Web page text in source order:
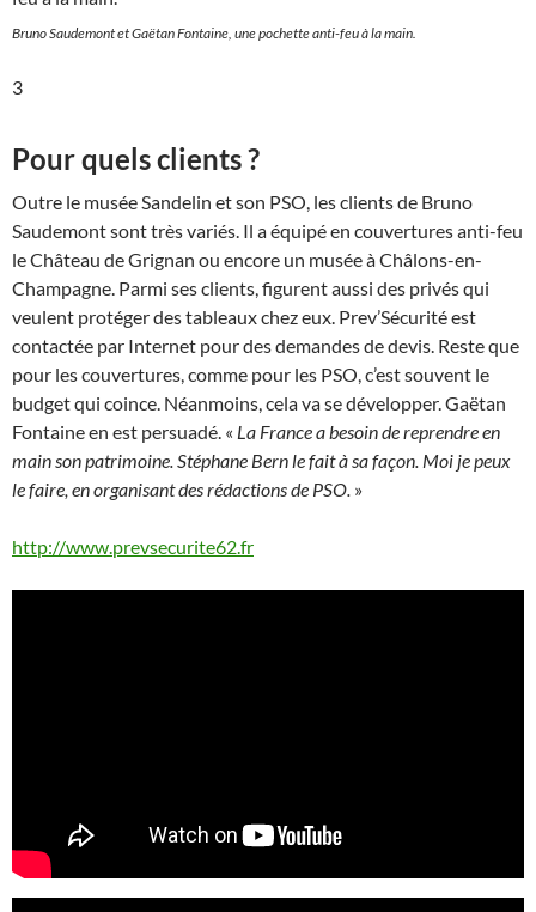
Bruno Saudemont et Gaëtan Fontaine, une pochette anti-feu à la main.
3
Pour quels clients ?
Outre le musée Sandelin et son PSO, les clients de Bruno
Saudemont sont très variés. Il a équipé en couvertures anti-feu
le Château de Grignan ou encore un musée à Châlons-en-
Champagne. Parmi ses clients, figurent aussi des privés qui
veulent protéger des tableaux chez eux. Prev’Sécurité est
contactée par Internet pour des demandes de devis. Reste que
pour les couvertures, comme pour les PSO, c’est souvent le
budget qui coince. Néanmoins, cela va se développer. Gaëtan
Fontaine en est persuadé. « La France a besoin de reprendre en
main son patrimoine. Stéphane Bern le fait à sa façon. Moi je peux
le faire, en organisant des rédactions de PSO. »
http://www.prevsecurite62.fr